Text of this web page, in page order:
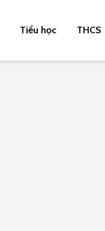
Tiểu học THCS